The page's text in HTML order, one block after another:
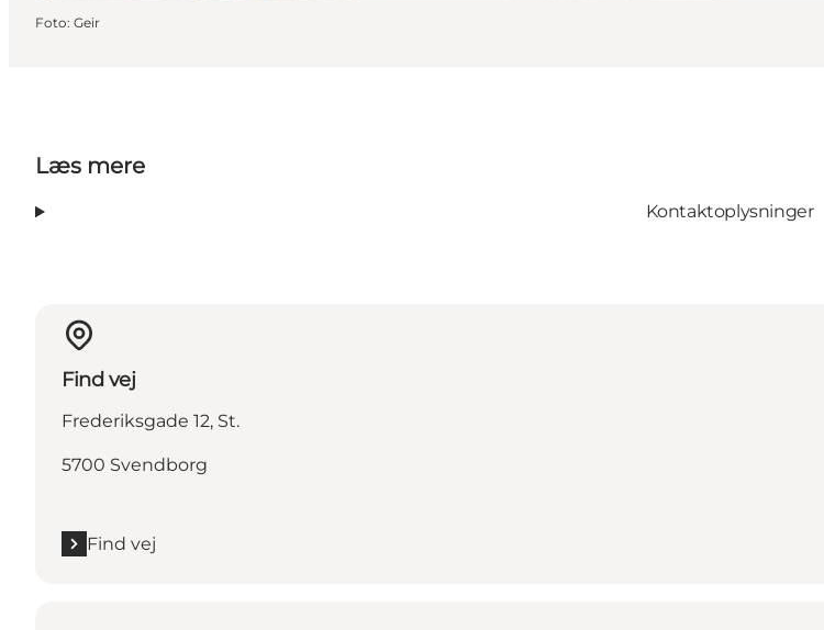
Foto: Geir
Læs mere
Kontaktoplysninger
Find vej
Frederiksgade 12, St.
5700 Svendborg
Find vej